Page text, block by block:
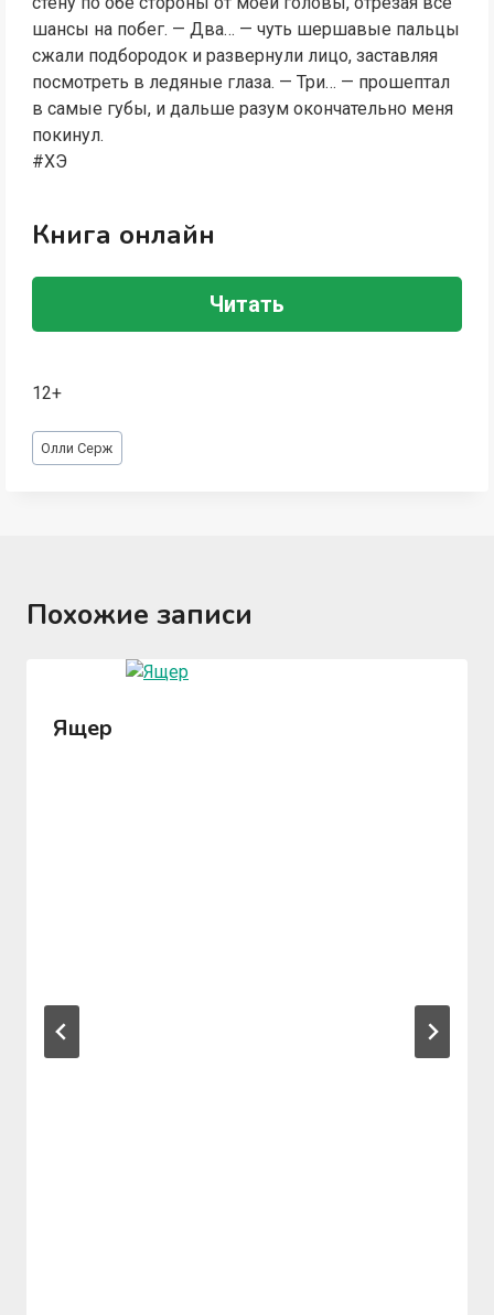
шансы на побег. — Два… — чуть шершавые пальцы
сжали подбородок и развернули лицо, заставляя
посмотреть в ледяные глаза. — Три… — прошептал
в самые губы, и дальше разум окончательно меня
покинул.
#ХЭ
Книга онлайн
Читать
12+
Метки
записи:
Олли Серж
Похожие записи
Ящер